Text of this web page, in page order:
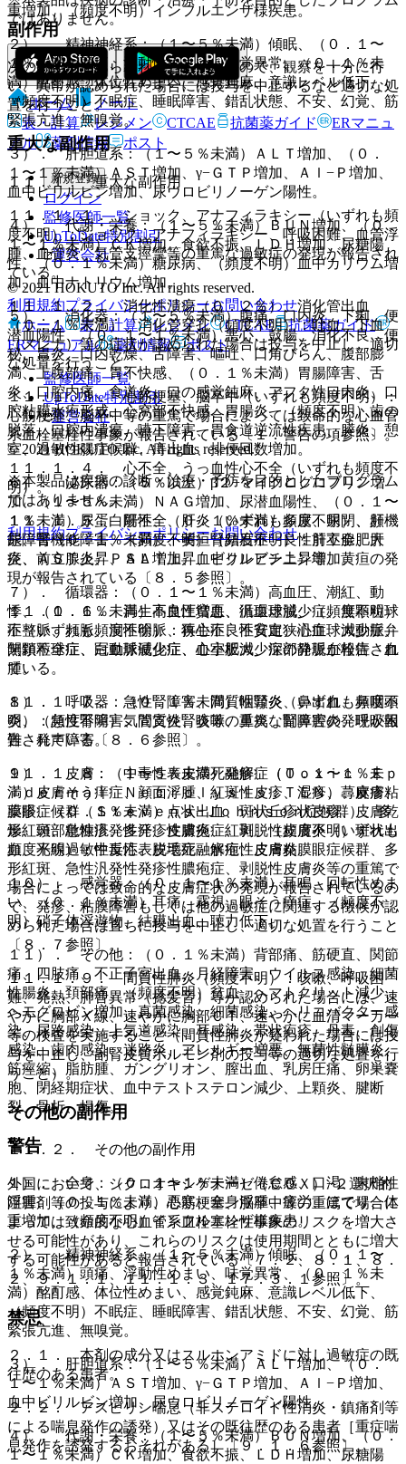
重増加、（頻度不明）インフルエンザ様疾患。
２）． 精神神経系：（１〜５％未満）傾眠、（０．１〜
１％未満）頭痛、浮動性めまい、味覚異常、（０．１％未
満）酩酊感、体位性めまい、感覚鈍麻、意識レベル低下、
（頻度不明）不眠症、睡眠障害、錯乱状態、不安、幻覚、筋
緊張亢進、無嗅覚。
３）． 肝胆道系：（１〜５％未満）ＡＬＴ増加、（０．
１〜１％未満）ＡＳＴ増加、γ−ＧＴＰ増加、Ａｌ−Ｐ増加、
血中ビリルビン増加、尿ウロビリノーゲン陽性。
４）． 代謝・栄養：（１〜５％未満）ＢＵＮ増加、（０．
１〜１％未満）ＣＫ増加、食欲不振、ＬＤＨ増加、尿糖陽
性、（０．１％未満）糖尿病、（頻度不明）血中カリウム増
加、血中ナトリウム増加。
５）． 消化器：（１〜５％未満）腹痛、口内炎、下痢、便
潜血陽性、（０．１〜１％未満）悪心、鼓腸、消化不良、便
秘、胃炎、口内乾燥、舌障害、嘔吐、口角びらん、腹部膨
満、上腹部痛、胃不快感、（０．１％未満）胃腸障害、舌
炎、口腔内痛、食道炎、口の感覚鈍麻、アフタ性口内炎、口
腔粘膜水疱形成、心窩部不快感、胃腸炎、（頻度不明）歯の
脱落、口腔内潰瘍、嚥下障害、胃食道逆流性疾患、膵炎、憩
室、過敏性腸症候群、痔出血、排便回数増加。
６）． 泌尿器：（５％以上）β２−マイクログロブリン増
加、（１〜５％未満）ＮＡＧ増加、尿潜血陽性、（０．１〜
１％未満）尿蛋白陽性、（０．１％未満）多尿、尿閉、頻
尿、腎機能障害、（頻度不明）腎結石症、良性前立腺肥大
症、前立腺炎、ＰＳＡ増加、血中クレアチニン増加。
７）． 循環器：（０．１〜１％未満）高血圧、潮紅、動
悸、（０．１％未満）高血圧増悪、循環虚脱、（頻度不明）
不整脈、頻脈、洞性徐脈、狭心症、不安定狭心症、大動脈弁
閉鎖不全症、冠動脈硬化症、心室肥大、深部静脈血栓症、血
腫。
８）． 呼吸器：（０．１％未満）咽頭炎、鼻出血、鼻咽頭
炎、（頻度不明）気管支炎、咳嗽、鼻炎、副鼻腔炎、呼吸困
難、発声障害。
９）． 皮膚：（１〜５％未満）発疹、（０．１〜１％未
満）皮膚そう痒症、顔面浮腫、紅斑性皮疹、湿疹、蕁麻疹、
薬疹、（０．１％未満）点状出血、斑状丘疹状皮疹、皮膚乾
燥、頭部粃糠疹、多汗、皮膚炎、紅斑、（頻度不明）斑状出
血、光線過敏性反応、脱毛症、水疱性皮膚炎。
１０）． 感覚器：（０．１〜１％未満）耳鳴、回転性めま
い、（０．１％未満）耳痛、霧視、眼そう痒症、（頻度不
明）硝子体浮遊物、結膜出血、聴力低下。
１１）． その他：（０．１％未満）背部痛、筋硬直、関節
痛、四肢痛、不正子宮出血、月経障害、ウイルス感染、細菌
性腸炎、頚部痛、（頻度不明）貧血、ヘマトクリット減少、
ヘモグロビン増加、真菌感染、細菌感染、ヘリコバクター感
染、尿路感染、上気道感染、耳感染、帯状疱疹、丹毒、創傷
感染、歯肉感染、迷路炎、アレルギー増悪、無菌性髄膜炎、
筋痙縮、脂肪腫、ガングリオン、膣出血、乳房圧痛、卵巣嚢
胞、閉経期症状、血中テストステロン減少、上顆炎、腱断
裂、骨折、損傷。
警告
外国において、シクロオキシゲナーゼ（ＣＯＸ）−２選択的
阻害剤等の投与により、心筋梗塞、脳卒中等の重篤で場合に
よっては致命的な心血管系血栓塞栓性事象のリスクを増大さ
せる可能性があり、これらのリスクは使用期間とともに増大
する可能性があると報告されている〔７．２、８．１、８．
２、９．１．１、１１．１．３、１７．３．１参照〕。
禁忌
２．１． 本剤の成分又はスルホンアミドに対し過敏症の既
往歴のある患者。
２．２． アスピリン喘息（非ステロイド性消炎・鎮痛剤等
による喘息発作の誘発）又はその既往歴のある患者［重症喘
息発作を誘発するおそれがある］〔９．１．６参照〕。
副作用
次の副作用があらわれることがあるので、観察を十分に行
い、異常が認められた場合には投与を中止するなど適切な処
置を行うこと。
重大な副作用
１１．１． 重大な副作用
１１．１．１． ショック、アナフィラキシー（いずれも頻
度不明）：ショック、アナフィラキシー、呼吸困難、血管浮
腫、血管炎、気管支痙攣等の重篤な過敏症の発現が報告され
ている。
１１．１．２． 消化性潰瘍（０．２％）、消化管出血
（０．１％未満）、消化管穿孔（頻度不明）：吐血、下血
（メレナ）等の症状が認められた場合は投与を中止し、適切
な処置を行うこと。
１１．１．３． 心筋梗塞、脳卒中（いずれも頻度不明）：
心筋梗塞、脳卒中等の重篤で場合によっては致命的な心血管
系血栓塞栓性事象が報告されている〔１．警告の項参照〕。
１１．１．４． 心不全、うっ血性心不全（いずれも頻度不
明）。
１１．１．５． 肝不全、肝炎（いずれも頻度不明）、肝機
能障害（０．１％未満）、黄疸（頻度不明）：肝不全、肝
炎、ＡＳＴ上昇、ＡＬＴ上昇、ビリルビン上昇等、黄疸の発
現が報告されている〔８．５参照〕。
１１．１．６． 再生不良性貧血、汎血球減少症、無顆粒球
症（いずれも頻度不明）：再生不良性貧血、汎血球減少症、
無顆粒球症、白血球減少症、血小板減少症の発現が報告され
ている。
１１．１．７． 急性腎障害、間質性腎炎（いずれも頻度不
明）：急性腎障害、間質性腎炎等の重篤な腎障害の発現が報
告されている〔８．６参照〕。
１１．１．８． 中毒性表皮壊死融解症（Ｔｏｘｉｃ Ｅｐ
ｉｄｅｒｍａｌ Ｎｅｃｒｏｌｙｓｉｓ：ＴＥＮ）、皮膚粘
膜眼症候群（Ｓｔｅｖｅｎｓ−Ｊｏｈｎｓｏｎ症候群）、多
形紅斑、急性汎発性発疹性膿疱症、剥脱性皮膚炎（いずれも
頻度不明）：中毒性表皮壊死融解症、皮膚粘膜眼症候群、多
形紅斑、急性汎発性発疹性膿疱症、剥脱性皮膚炎等の重篤で
場合によっては致命的な皮膚症状の発現が報告されているの
で、発疹、粘膜障害もしくは他の過敏症に関連する徴候が認
められた場合は直ちに投与を中止し、適切な処置を行うこと
〔８．７参照〕。
１１．１．９． 間質性肺炎（頻度不明）：咳嗽、呼吸困
難、発熱、肺音異常（捻髪音）等が認められた場合には、速
やかに胸部Ｘ線、速やかに胸部ＣＴ、速やかに血清マーカー
等の検査を実施すること（間質性肺炎が疑われた場合には投
与を中止し、副腎皮質ホルモン剤の投与等の適切な処置を行
うこと）。
その他の副作用
１１．２． その他の副作用
１）． 全身：（０．１〜１％未満）倦怠感、口渇、末梢性
浮腫、（０．１％未満）悪寒、全身浮腫、疲労、ほてり、体
重増加、（頻度不明）インフルエンザ様疾患。
２）． 精神神経系：（１〜５％未満）傾眠、（０．１〜
１％未満）頭痛、浮動性めまい、味覚異常、（０．１％未
満）酩酊感、体位性めまい、感覚鈍麻、意識レベル低下、
（頻度不明）不眠症、睡眠障害、錯乱状態、不安、幻覚、筋
緊張亢進、無嗅覚。
３）． 肝胆道系：（１〜５％未満）ＡＬＴ増加、（０．
１〜１％未満）ＡＳＴ増加、γ−ＧＴＰ増加、Ａｌ−Ｐ増加、
血中ビリルビン増加、尿ウロビリノーゲン陽性。
４）． 代謝・栄養：（１〜５％未満）ＢＵＮ増加、（０．
１〜１％未満）ＣＫ増加、食欲不振、ＬＤＨ増加、尿糖陽
ではありません。
ホーム
ノート
表・計算
レジメン CTCAE 抗菌薬ガイド
ERマニュ
アル
薬剤情報 ポスト
新規登録
ログイン
監修医師一覧
UpToDate特別割引
運営会社
© 2021 HOKUTO Inc. All rights reserved.
利用規約プライバシーポリシーお問い合わせ
ホーム
表・計算 レジメン CTCAE
抗菌薬ガイド
ERマニュアル
薬剤情報 ポスト
監修医師一覧
UpToDate特別割引
運営会社
© 2021 HOKUTO Inc. All rights reserved.
※本製品は疾病の診断・治療・予防を目的としたプログラム
ではありません。
利用規約プライバシーポリシーお問い合わせ